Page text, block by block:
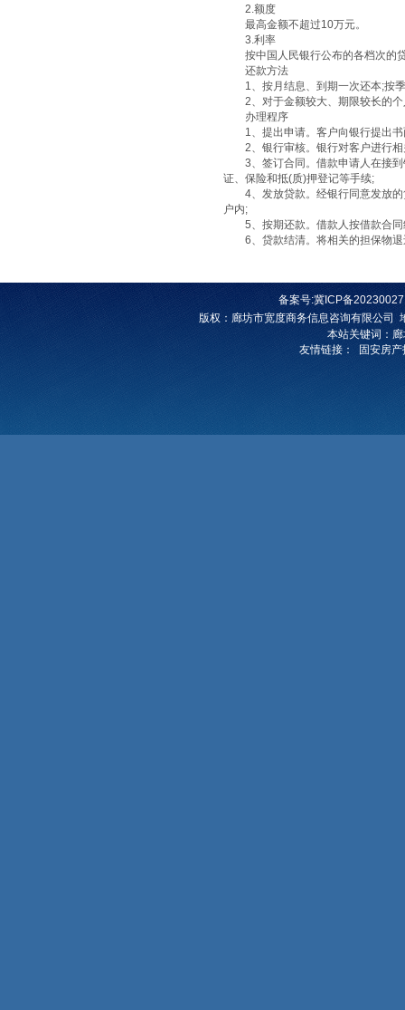
2.额度
最高金额不超过10万元。
3.利率
按中国人民银行公布的各档次的贷
还款方法
1、按月结息、到期一次还本;按季
2、对于金额较大、期限较长的个
办理程序
1、提出申请。客户向银行提出书
2、银行审核。银行对客户进行相
3、签订合同。借款申请人在接到
证、保险和抵(质)押登记等手续;
4、发放贷款。经银行同意发放的
户内;
5、按期还款。借款人按借款合同
6、贷款结清。将相关的担保物退
备案号:冀ICP备
版权 ： 廊坊市宽度商务信息咨询有限公司
本站关键词：
友情链接：
固安房